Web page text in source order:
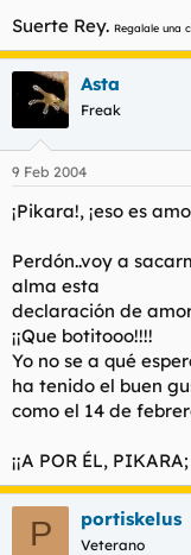
Suerte Rey. Regalale una
Asta
Freak
9 Feb 2004
¡Pikara!, ¡eso es
Perdón..voy a
alma esta
declaración de
¡¡Que botitooo!!!!
Yo no se a qué
ha tenido el buen
como el 14 de
¡¡A POR ÉL,
P portiskelus
Veterano